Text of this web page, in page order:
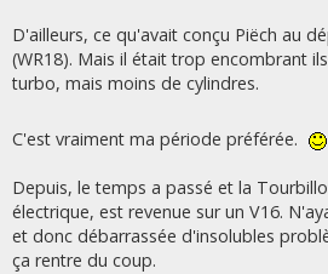
D'ailleurs, ce qu'avait conçu Piëch au
(WR18). Mais il était trop encombrant
turbo, mais moins de cylindres.
C'est vraiment ma période préférée.
Depuis, le temps a passé et la
électrique, est revenue sur un V16.
et donc débarrassée d'insolubles
ça rentre du coup.